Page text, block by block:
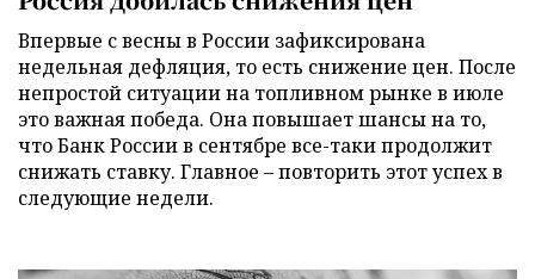
Впервые с весны в России зафиксирована
недельная дефляция, то есть снижение цен. После
непростой ситуации на топливном рынке в июле
это важная победа. Она повышает шансы на то,
что Банк России в сентябре все-таки продолжит
снижать ставку. Главное – повторить этот успех в
следующие недели.